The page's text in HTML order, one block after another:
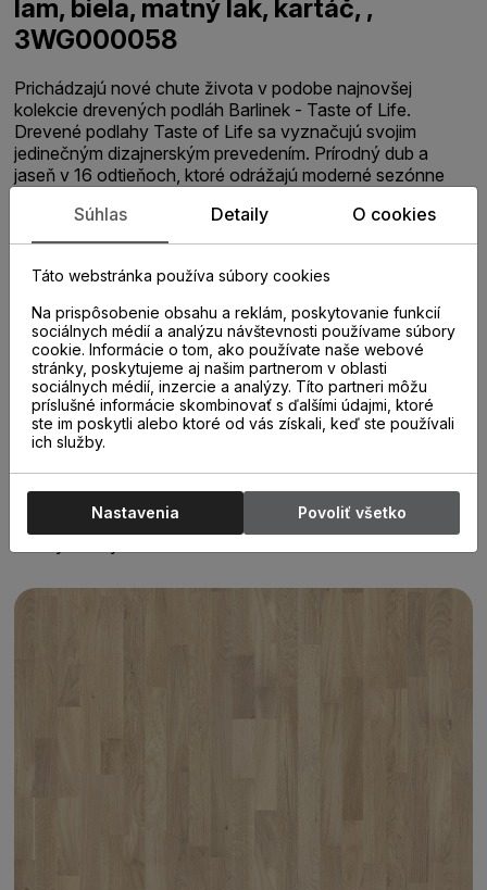
lam, biela, matný lak, kartáč, ,
3WG000058
Prichádzajú nové chute života v podobe najnovšej
kolekcie drevených podláh Barlinek - Taste of Life.
Drevené podlahy Taste of Life sa vyznačujú svojim
jedinečným dizajnerským prevedením. Prírodný dub a
jaseň v 16 odtieňoch, ktoré odrážajú moderné sezónne
rok aktualizovaná o nové vzory podľa súčasných trendov.
Vďaka špeciálnej krížovej konštrukcii sú dosky odolné
nepraskajú ani sa nezmenšujú v dôsledku zmien teploty a
vlhkosti. Sú ideálne pre pokládku na podlahové
vykurovanie. Prírodná drevená podlaha s malým
množstvom uzlov. Podlaha je kartáčovaná, morená a
chránená pomocou matného lakovania. Trojvrstvová
stabilná konštrukcia vyrobená zo 100% prírodného dreva
s možnosťou použitia na podlahové vykurovanie ( tepelný
odpor 0,1 m2K/W ). Vrchná vrstva podlahovej dosky je
tvorená z 3 pásov. Pripomína tradičný vzor drevených
parkiet. Hrany dosky nie sú frézované a tvoria ucelenú
plochu bez priznaných V drážiek. Povrch dreva je
kartáčovaný, morený a ošetrený matným lakom. Vzhľad
Súhlas Detaily O cookies
Táto webstránka používa súbory cookies
Na prispôsobenie obsahu a reklám, poskytovanie funkcií
sociálnych médií a analýzu návštevnosti používame súbory
cookie. Informácie o tom, ako používate naše webové
stránky, poskytujeme aj našim partnerom v oblasti
sociálnych médií, inzercie a analýzy. Títo partneri môžu
príslušné informácie skombinovať s ďalšími údajmi, ktoré
ste im poskytli alebo ktoré od vás získali, keď ste používali
ich služby.
Nastavenia Povoliť všetko